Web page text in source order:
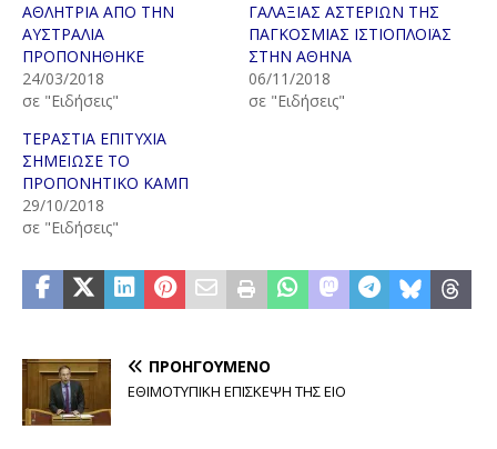
ΑΘΛΗΤΡΙΑ ΑΠΟ ΤΗΝ
ΑΥΣΤΡΑΛΙΑ
ΠΡΟΠΟΝΗΘΗΚΕ
24/03/2018
σε "Ειδήσεις"
ΓΑΛΑΞΙΑΣ ΑΣΤΕΡΙΩΝ ΤΗΣ
ΠΑΓΚΟΣΜΙΑΣ ΙΣΤΙΟΠΛΟΪΑΣ
ΣΤΗΝ ΑΘΗΝΑ
06/11/2018
σε "Ειδήσεις"
ΤΕΡΑΣΤΙΑ ΕΠΙΤΥΧΙΑ
ΣΗΜΕΙΩΣΕ ΤΟ
ΠΡΟΠΟΝΗΤΙΚΟ ΚΑΜΠ
29/10/2018
σε "Ειδήσεις"
ΠΡΟΗΓΟΎΜΕΝΟ
ΕΘΙΜΟΤΥΠΙΚΗ ΕΠΙΣΚΕΨΗ ΤΗΣ ΕΙΟ